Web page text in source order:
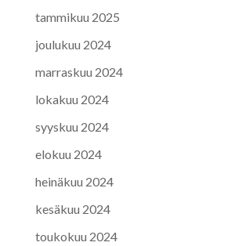
tammikuu 2025
joulukuu 2024
marraskuu 2024
lokakuu 2024
syyskuu 2024
elokuu 2024
heinäkuu 2024
kesäkuu 2024
toukokuu 2024